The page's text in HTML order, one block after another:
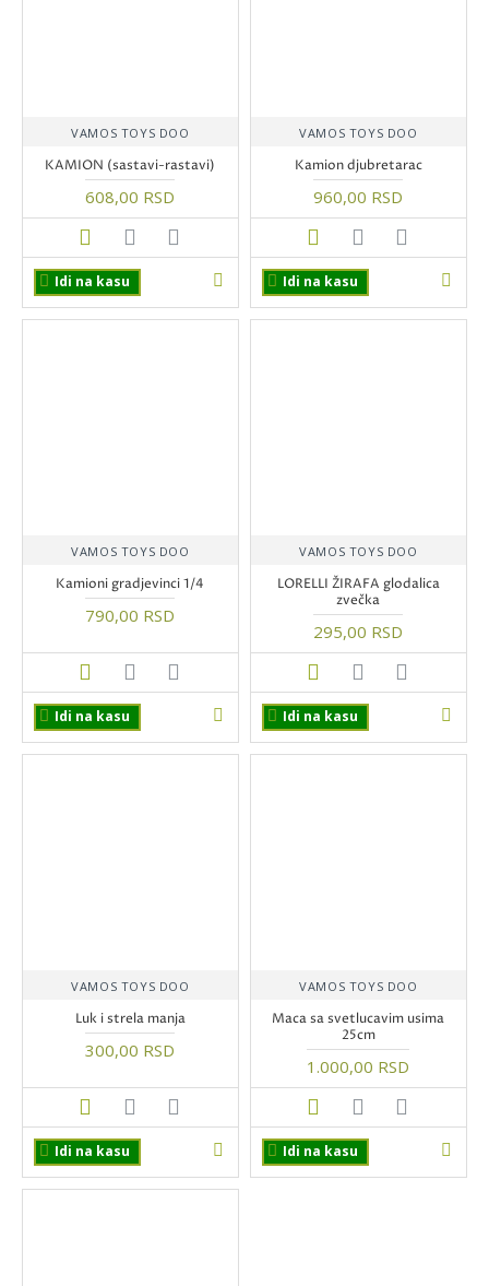
VAMOS TOYS DOO
KAMION (sastavi-rastavi)
608,00 RSD
Idi na kasu
VAMOS TOYS DOO
Kamion djubretarac
960,00 RSD
Idi na kasu
VAMOS TOYS DOO
Kamioni gradjevinci 1/4
790,00 RSD
Idi na kasu
VAMOS TOYS DOO
LORELLI ŽIRAFA glodalica
zvečka
295,00 RSD
Idi na kasu
VAMOS TOYS DOO
Luk i strela manja
300,00 RSD
Idi na kasu
VAMOS TOYS DOO
Maca sa svetlucavim usima
25cm
1.000,00 RSD
Idi na kasu